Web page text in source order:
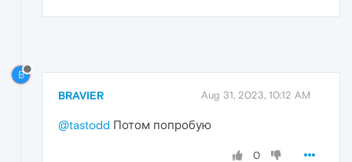
B
BRAVIER Aug 31, 2023, 10:12 AM
@tastodd Потом попробую
0